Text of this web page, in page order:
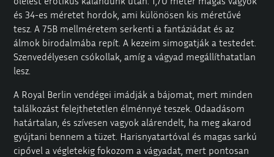
és 34-es méretet hordok, ami különösen kis méretűvé
tesz. A 75B mellméretem serkenti a fantáziádat és az
álmok birodalmába repít. A kezeim simogatják a testedet.
Szenvedélyesen csókollak, amíg a vágyad megállíthatatlan
lesz.
A Royal Berlin vendégei imádják a bájomat, mert minden
találkozást felejthetetlen élménnyé teszek. Odaadásom
határtalan, és szívesen vagyok alárendelt, ha meg akarod
gyújtani bennem a tüzet. Harisnyatartóval és magas sarkú
cipővel a végletekig fokozom a vágyadat, mert pontosan